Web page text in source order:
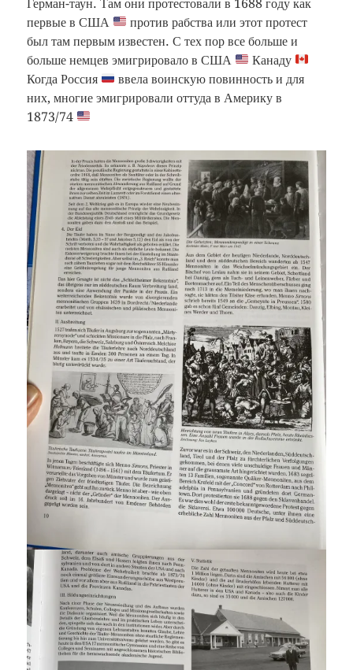
Герман-таун. Там они протестовали в 1688 году как
первые в США
против рабства или этот протест
был там первым известен. С тех пор все больше и
больше немцев эмигрировало в США
Канаду
Когда Россия
ввела воинскую повинность и для
них, многие эмигрировали оттуда в Америку в
1873/74